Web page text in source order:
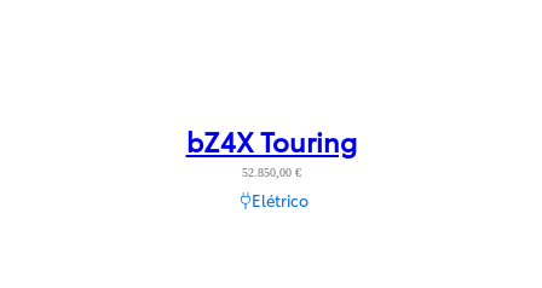
bZ4X Touring
52.850,00 €
Elétrico